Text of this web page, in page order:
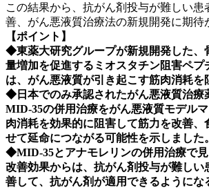
この結果から、抗がん剤投与が難しい患
善、がん悪液質治療法の新規開発に期待
【ポイント】
◆東薬大研究グループが新規開発した、
量増加を促進するミオスタチン阻害ペプ
は、がん悪液質が引き起こす筋肉消耗を
◆日本でのみ承認されたがん悪液質治療
MID-35の併用治療をがん悪液質モデル
肉消耗を効果的に阻害して筋力を改善、
せて延命につながる可能性を示しました。
◆MID-35とアナモレリンの併用治療で
改善効果からは、抗がん剤投与が難しい
善して、抗がん剤が適用できるようにな